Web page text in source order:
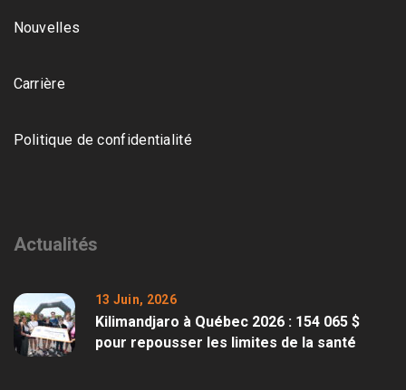
Nouvelles
Carrière
Politique de confidentialité
Actualités
13 Juin, 2026
Kilimandjaro à Québec 2026 : 154 065 $
pour repousser les limites de la santé